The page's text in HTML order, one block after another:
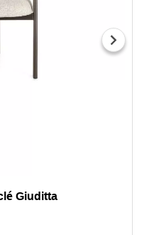
Giuditta